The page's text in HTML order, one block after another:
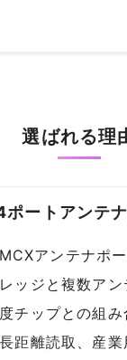
選ばれる理
ポートアンテ
アンテナポ
ッジと複数ア
チップとの組み
距離読取、産業